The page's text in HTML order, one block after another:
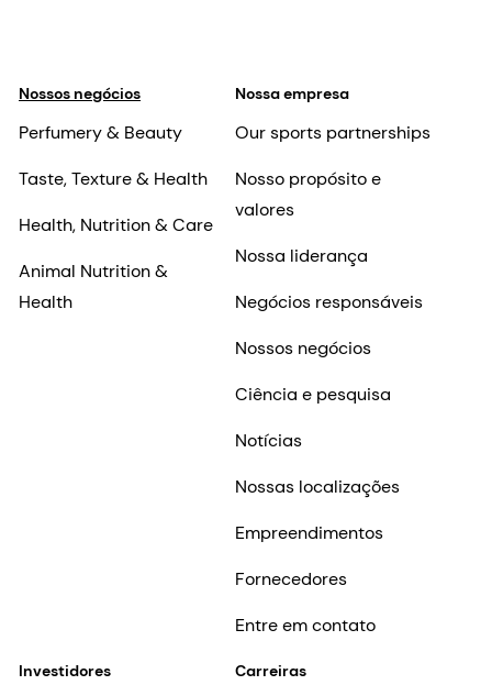
Nossos negócios
Perfumery & Beauty
Taste, Texture & Health
Health, Nutrition & Care
Animal Nutrition &
Health
Nossa empresa
Our sports partnerships
Nosso propósito e
valores
Nossa liderança
Negócios responsáveis
Nossos negócios
Ciência e pesquisa
Notícias
Nossas localizações
Empreendimentos
Fornecedores
Entre em contato
Investidores Carreiras